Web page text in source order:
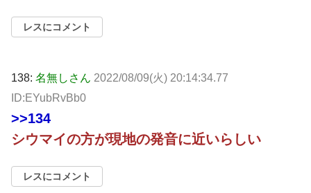
レスにコメント
138: 名無しさん 2022/08/09(火) 20:14:34.77
ID:EYubRvBb0
>>134
シウマイの方が現地の発音に近いらしい
レスにコメント